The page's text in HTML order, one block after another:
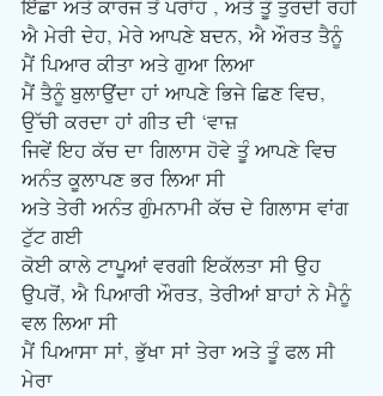
ਇੱਛਾ ਅਤੇ ਕਾਰਜ ਤੋਂ ਪਰਾਂਹ , ਅਤੇ ਤੂੰ ਤੁਰਦੀ ਰਹੀ
ਐ ਮੇਰੀ ਦੇਹ, ਮੇਰੇ ਆਪਣੇ ਬਦਨ, ਐ ਔਰਤ ਤੈਨੂੰ
ਮੈਂ ਪਿਆਰ ਕੀਤਾ ਅਤੇ ਗੁਆ ਲਿਆ
ਮੈਂ ਤੈਨੂੰ ਬੁਲਾਉਂਦਾ ਹਾਂ ਆਪਣੇ ਭਿਜੇ ਛਿਣ ਵਿਚ,
ਉੱਚੀ ਕਰਦਾ ਹਾਂ ਗੀਤ ਦੀ ‘ਵਾਜ਼
ਜਿਵੇਂ ਇਹ ਕੱਚ ਦਾ ਗਿਲਾਸ ਹੋਵੇ ਤੂੰ ਆਪਣੇ ਵਿਚ
ਅਨੰਤ ਕੂਲਾਪਣ ਭਰ ਲਿਆ ਸੀ
ਅਤੇ ਤੇਰੀ ਅਨੰਤ ਗੁੰਮਨਾਮੀ ਕੱਚ ਦੇ ਗਿਲਾਸ ਵਾਂਗ
ਟੁੱਟ ਗਈ
ਕੋਈ ਕਾਲੇ ਟਾਪੂਆਂ ਵਰਗੀ ਇਕੱਲਤਾ ਸੀ ਉਹ
ਉਪਰੋਂ, ਐ ਪਿਆਰੀ ਔਰਤ, ਤੇਰੀਆਂ ਬਾਹਾਂ ਨੇ ਮੈਨੂੰ
ਵਲ ਲਿਆ ਸੀ
ਮੈਂ ਪਿਆਸਾ ਸਾਂ, ਭੁੱਖਾ ਸਾਂ ਤੇਰਾ ਅਤੇ ਤੂੰ ਫਲ ਸੀ
ਮੇਰਾ